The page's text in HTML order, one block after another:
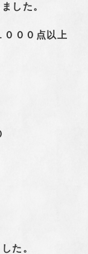
した。
０００点以上
た。